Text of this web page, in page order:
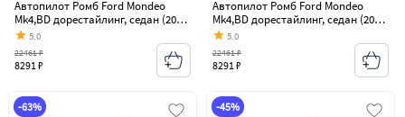
Автопилот Ромб Ford Mondeo
Mk4,BD дорестайлинг, седан (2007-
2010)
5.0
8291 ₽
22461 ₽
Автопилот Ромб Ford Mondeo
Mk4,BD дорестайлинг, седан (2007-
2010)
5.0
8291 ₽
22461 ₽
-63%
-45%